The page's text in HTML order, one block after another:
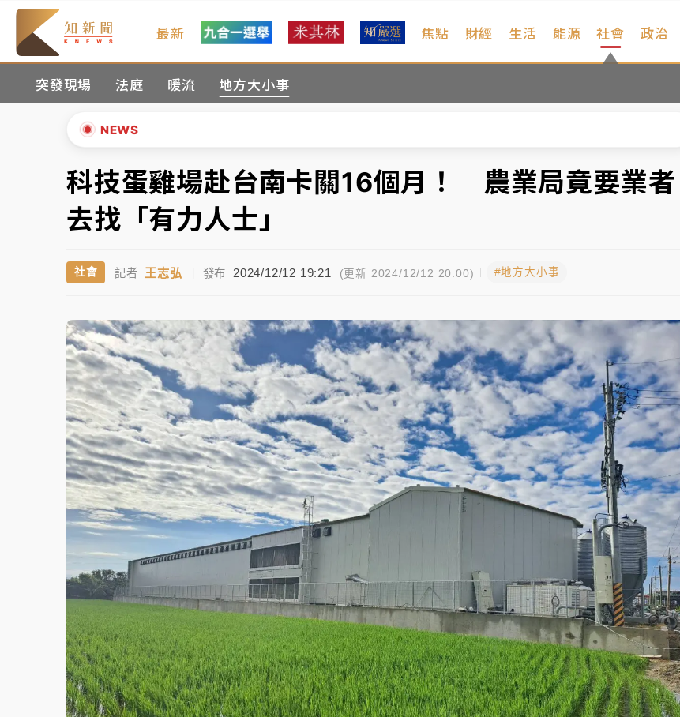
最新 焦點 財經 生活 能源 社會
突發現場 法庭 暖流 地方大小事
政治
NEWS
中颱白海豚進逼！台北喜來登圍籬傾倒砸傷人 民權西路鷹架倒塌壓2車
有片｜ 白海豚暴風圈逼近！新北淡水赫見龍捲風 榕樹連根拔起
中颱白海豚風雨來了！中部以北防豪雨 今晚、明天影響最劇烈
白海豚逼近！北市水門只出不進 未移置車輛最高罰4800＋拖吊費
中颱白海豚進逼！台北喜來登圍籬傾倒砸傷人 民權西路鷹架倒塌壓2車
中颱白海豚風雨來了！中部以北防豪雨 今晚、明天影響最劇烈
白海豚逼近！北市水門只出不進 未移置車輛最高罰4800＋拖吊費
▲
▼
科技蛋雞場赴台南卡關16個月！ 農業局竟要業者
去找「有力人士」
社會 記者 王志弘 | 發布 2024/12/12 19:21 (更新 2024/12/12 20:00) #地方大小事